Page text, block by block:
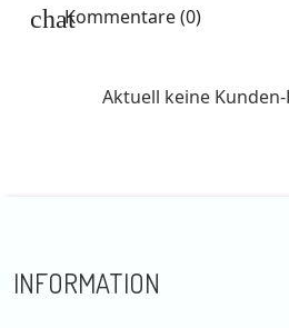
Kommentare (0)
Aktuell keine
INFORMATION